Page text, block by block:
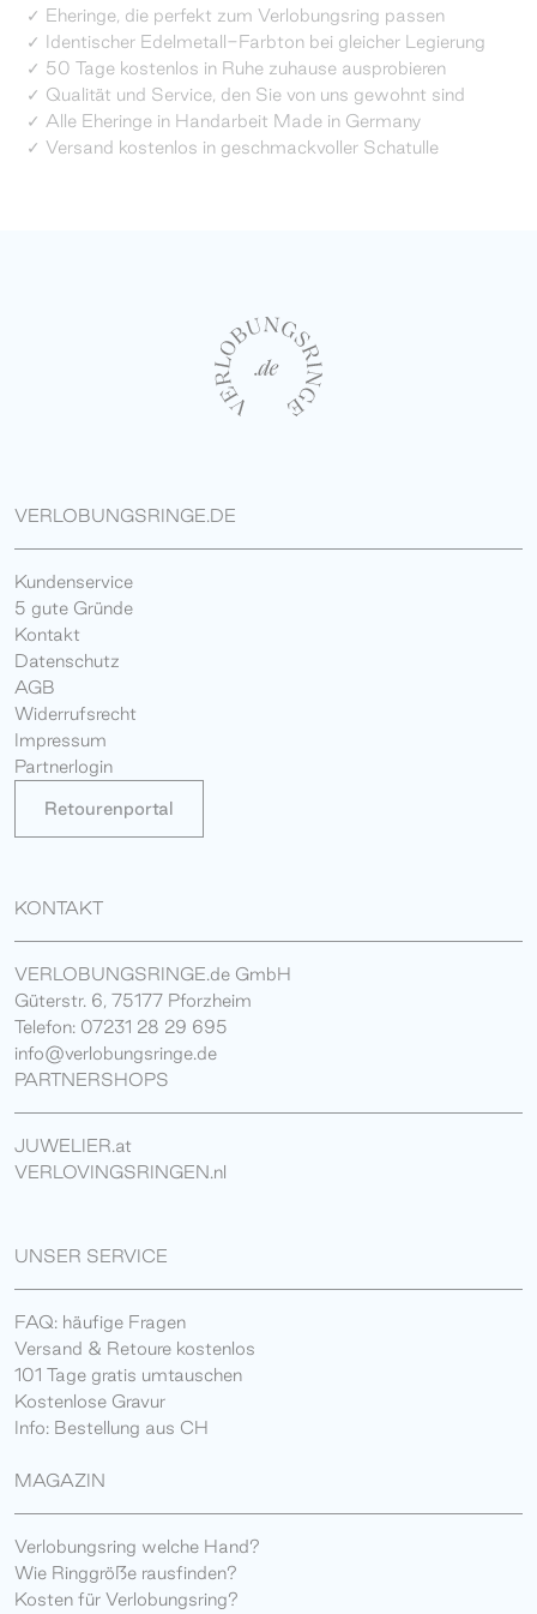
✓ Eheringe, die perfekt zum Verlobungsring passen
✓ Identischer Edelmetall-Farbton bei gleicher Legierung
✓ 50 Tage kostenlos in Ruhe zuhause ausprobieren
✓ Qualität und Service, den Sie von uns gewohnt sind
✓ Alle Eheringe in Handarbeit Made in Germany
✓ Versand kostenlos in geschmackvoller Schatulle
VERLOBUNGSRINGE.DE
Kundenservice
5 gute Gründe
Kontakt
Datenschutz
AGB
Widerrufsrecht
Impressum
Partnerlogin
Retourenportal
KONTAKT
VERLOBUNGSRINGE.de GmbH
Güterstr. 6, 75177 Pforzheim
Telefon: 07231 28 29 695
info@verlobungsringe.de
PARTNERSHOPS
JUWELIER.at
VERLOVINGSRINGEN.nl
UNSER SERVICE
FAQ: häufige Fragen
Versand & Retoure kostenlos
101 Tage gratis umtauschen
Kostenlose Gravur
Info: Bestellung aus CH
MAGAZIN
Verlobungsring welche Hand?
Wie Ringgröße rausfinden?
Kosten für Verlobungsring?